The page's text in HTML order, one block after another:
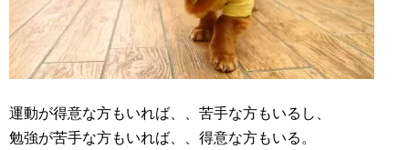
運動が得意な方もいれば、、苦手な方もいるし、
勉強が苦手な方もいれば、、得意な方もいる。